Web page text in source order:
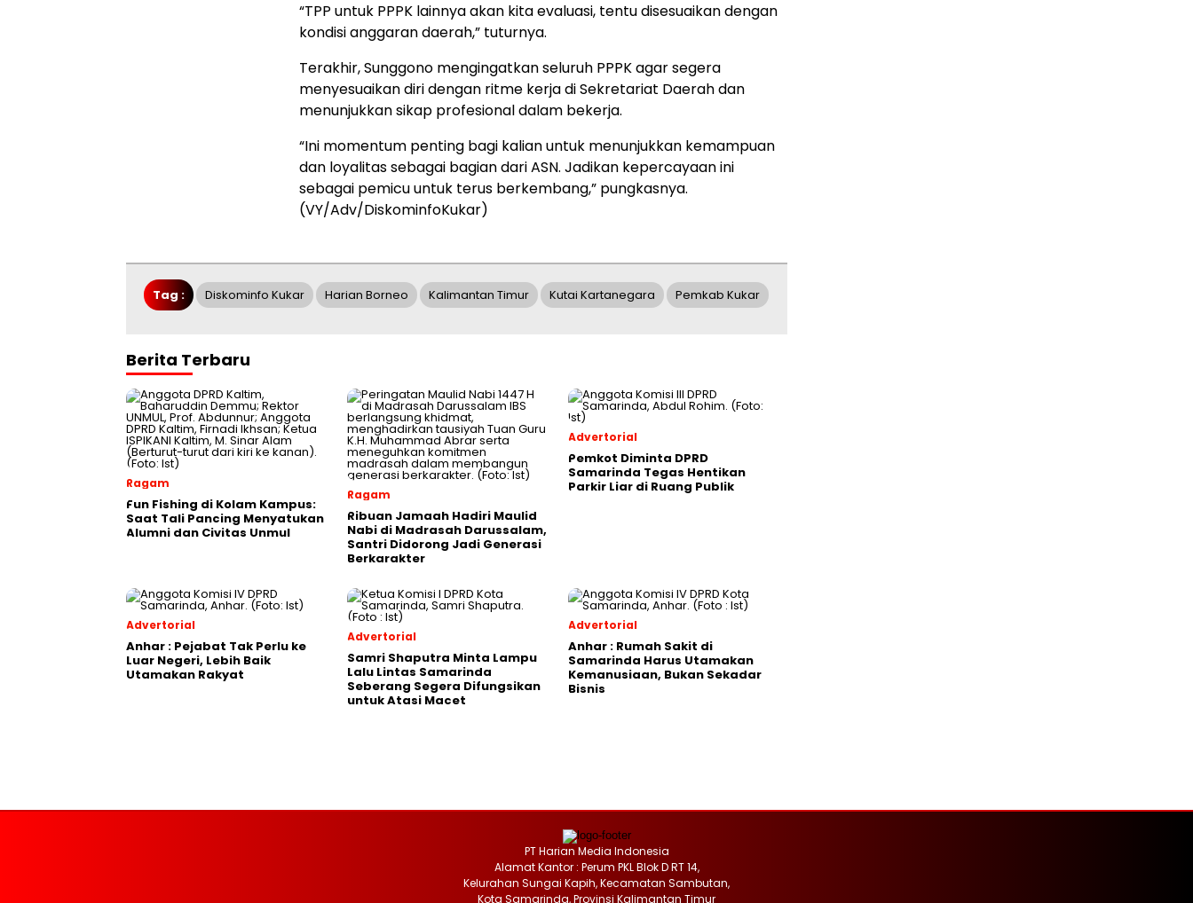
“TPP untuk PPPK lainnya akan kita evaluasi, tentu disesuaikan dengan
kondisi anggaran daerah,” tuturnya.
Terakhir, Sunggono mengingatkan seluruh PPPK agar segera
menyesuaikan diri dengan ritme kerja di Sekretariat Daerah dan
menunjukkan sikap profesional dalam bekerja.
“Ini momentum penting bagi kalian untuk menunjukkan kemampuan
dan loyalitas sebagai bagian dari ASN. Jadikan kepercayaan ini
sebagai pemicu untuk terus berkembang,” pungkasnya.
(VY/Adv/DiskominfoKukar)
Tag : Diskominfo Kukar Harian Borneo Kalimantan Timur Kutai Kartanegara Pemkab Kukar
Berita Terbaru
Ragam
Fun Fishing di Kolam Kampus:
Saat Tali Pancing Menyatukan
Alumni dan Civitas Unmul
Ragam
Ribuan Jamaah Hadiri Maulid
Nabi di Madrasah Darussalam,
Santri Didorong Jadi Generasi
Berkarakter
Advertorial
Pemkot Diminta DPRD
Samarinda Tegas Hentikan
Parkir Liar di Ruang Publik
Advertorial
Anhar : Pejabat Tak Perlu ke
Luar Negeri, Lebih Baik
Utamakan Rakyat
Advertorial
Samri Shaputra Minta Lampu
Lalu Lintas Samarinda
Seberang Segera Difungsikan
untuk Atasi Macet
Advertorial
Anhar : Rumah Sakit di
Samarinda Harus Utamakan
Kemanusiaan, Bukan Sekadar
Bisnis
PT Harian Media Indonesia
Alamat Kantor : Perum PKL Blok D RT 14,
Kelurahan Sungai Kapih, Kecamatan Sambutan,
Kota Samarinda, Provinsi Kalimantan Timur